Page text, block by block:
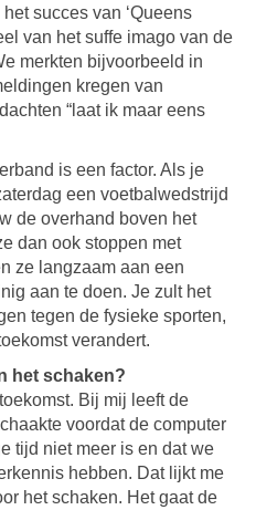
succes van ‘Queens
van het suffe imago van de
merkten bijvoorbeeld in
kregen van
“laat ik maar eens
is een factor. Als je
een voetbalwedstrijd
de overhand boven het
dan ook stoppen met
ze langzaam aan een
aan te doen. Je zult het
tegen de fysieke sporten,
verandert.
het schaken?
Bij mij leeft de
voordat de computer
tijd niet meer is en dat we
hebben. Dat lijkt me
het schaken. Het gaat de